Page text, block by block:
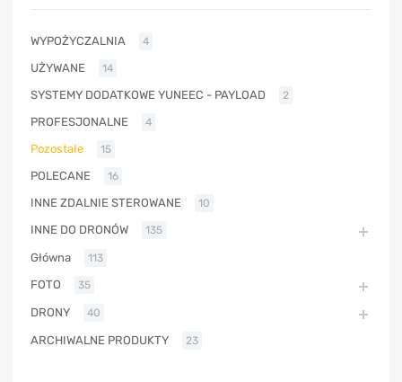
WYPOŻYCZALNIA 4
UŻYWANE 14
SYSTEMY DODATKOWE YUNEEC - PAYLOAD 2
PROFESJONALNE 4
Pozostałe 15
POLECANE 16
INNE ZDALNIE STEROWANE 10
INNE DO DRONÓW 135
Główna 113
FOTO 35
DRONY 40
ARCHIWALNE PRODUKTY 23